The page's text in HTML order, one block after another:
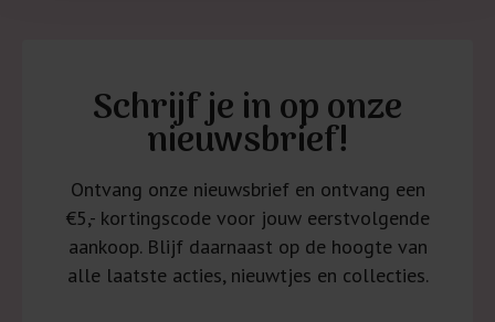
Schrijf je in op onze
nieuwsbrief!
Ontvang onze nieuwsbrief en ontvang een
€5,- kortingscode voor jouw eerstvolgende
aankoop. Blijf daarnaast op de hoogte van
alle laatste acties, nieuwtjes en collecties.